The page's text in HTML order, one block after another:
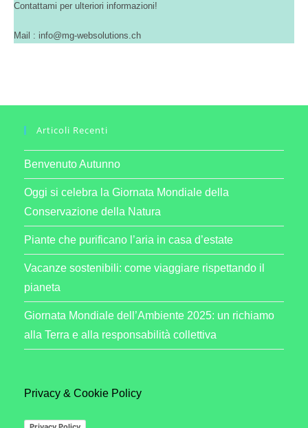
Contattami per ulteriori informazioni!
Mail : info@mg-websolutions.ch
Articoli Recenti
Benvenuto Autunno
Oggi si celebra la Giornata Mondiale della
Conservazione della Natura
Piante che purificano l’aria in casa d’estate
Vacanze sostenibili: come viaggiare rispettando il
pianeta
Giornata Mondiale dell’Ambiente 2025: un richiamo
alla Terra e alla responsabilità collettiva
Privacy & Cookie Policy